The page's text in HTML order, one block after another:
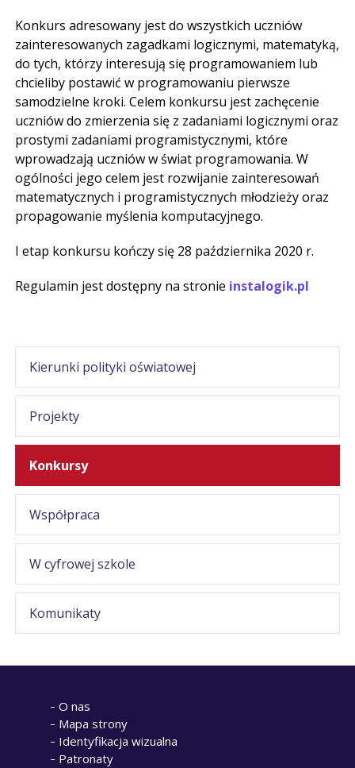
Konkurs adresowany jest do wszystkich uczniów
zainteresowanych zagadkami logicznymi, matematyką,
do tych, którzy interesują się programowaniem lub
chcieliby postawić w programowaniu pierwsze
samodzielne kroki. Celem konkursu jest zachęcenie
uczniów do zmierzenia się z zadaniami logicznymi oraz
prostymi zadaniami programistycznymi, które
wprowadzają uczniów w świat programowania. W
ogólności jego celem jest rozwijanie zainteresowań
matematycznych i programistycznych młodzieży oraz
propagowanie myślenia komputacyjnego.
I etap konkursu kończy się 28 października 2020 r.
Regulamin jest dostępny na stronie instalogik.pl
Kierunki polityki oświatowej
Projekty
Konkursy
Współpraca
W cyfrowej szkole
Komunikaty
O nas
Mapa strony
Identyfikacja wizualna
Patronaty